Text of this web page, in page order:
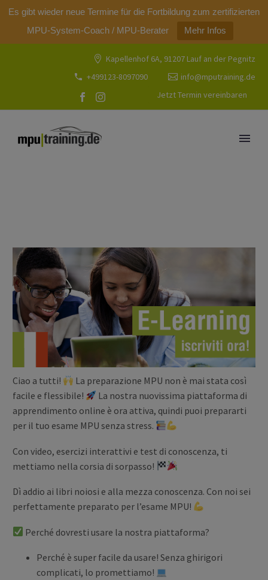
Es gibt wieder neue Termine für die Fortbildung zum zertifizierten
MPU-System-Coach / MPU-Berater
Mehr Infos
Kapellenhof 6A, 91207 Lauf an der Pegnitz
+499123-8097090
info@mputraining.de
Jetzt Termin vereinbaren
Ciao a tutti!
La preparazione MPU non è mai stata così
facile e flessibile!
La nostra nuovissima piattaforma di
apprendimento online è ora attiva, quindi puoi prepararti
per il tuo esame MPU senza stress.
Con video, esercizi interattivi e test di conoscenza, ti
mettiamo nella corsia di sorpasso!
Dì addio ai libri noiosi e alla mezza conoscenza. Con noi sei
perfettamente preparato per l’esame MPU!
Perché dovresti usare la nostra piattaforma?
Perché è super facile da usare! Senza ghirigori
complicati, lo promettiamo!
modal-check